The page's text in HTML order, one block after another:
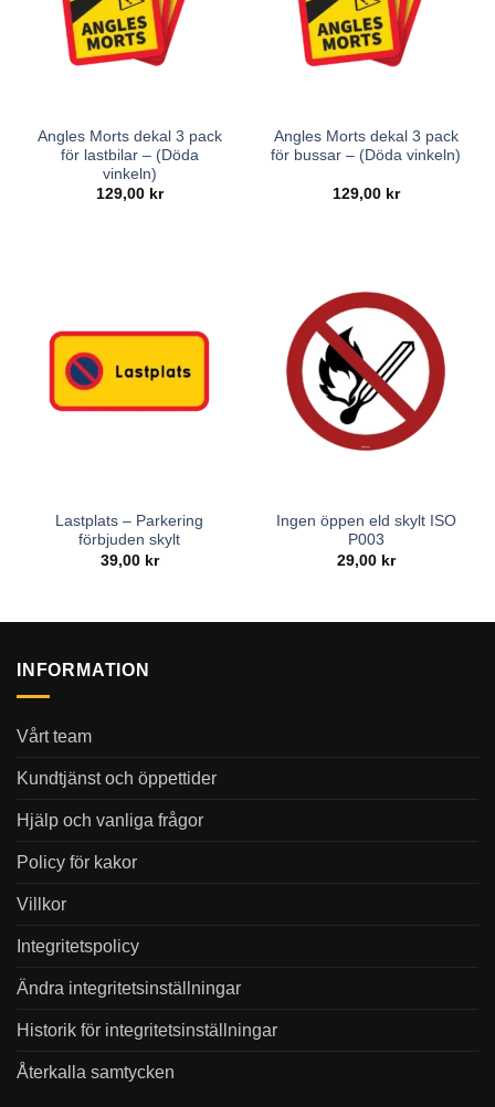
Angles Morts dekal 3 pack
för lastbilar – (Döda
vinkeln)
129,00 kr
Angles Morts dekal 3 pack
för bussar – (Döda vinkeln)
129,00 kr
Lastplats – Parkering
förbjuden skylt
39,00 kr
Ingen öppen eld skylt ISO
P003
29,00 kr
INFORMATION
Vårt team
Kundtjänst och öppettider
Hjälp och vanliga frågor
Policy för kakor
Villkor
Integritetspolicy
Ändra integritetsinställningar
Historik för integritetsinställningar
Återkalla samtycken